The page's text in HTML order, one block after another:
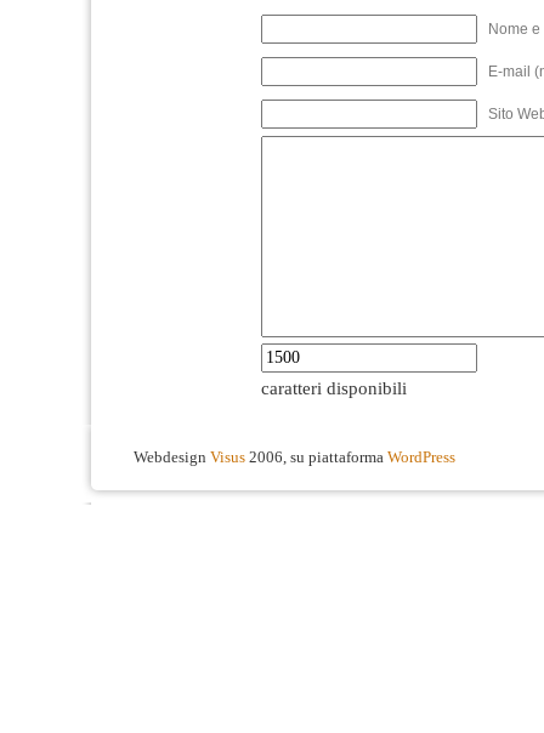
Nome
E-mail
Sito
caratteri disponibili
Webdesign Visus 2006, su piattaforma WordPress